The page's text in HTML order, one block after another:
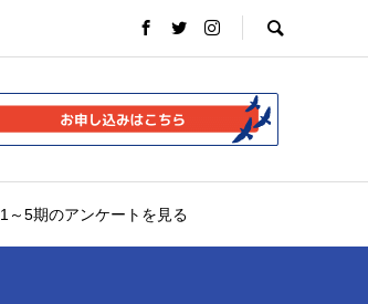
1～5期のアンケートを見る